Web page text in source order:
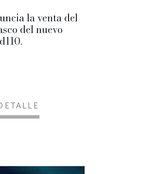
la venta del
del nuevo